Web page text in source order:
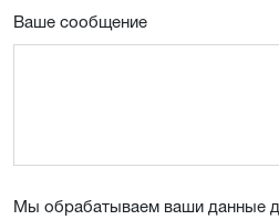
Ваше сообщение
Мы обрабатываем ваши данные